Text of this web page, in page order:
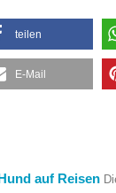
teilen
E-Mail
auf Reisen